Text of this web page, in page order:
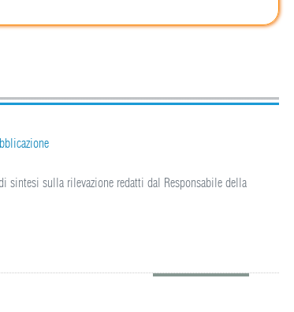
sintesi sulla rilevazione redatti dal Responsabile della